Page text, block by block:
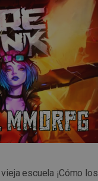
escuela ¡Cómo los